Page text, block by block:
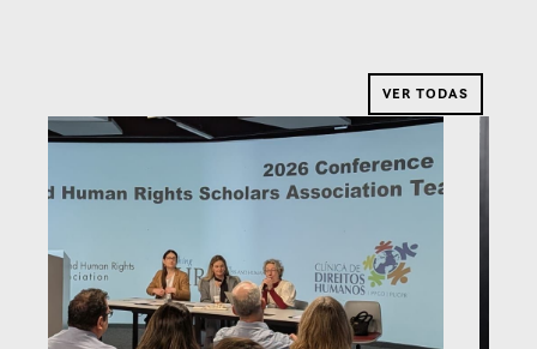
VER TODAS